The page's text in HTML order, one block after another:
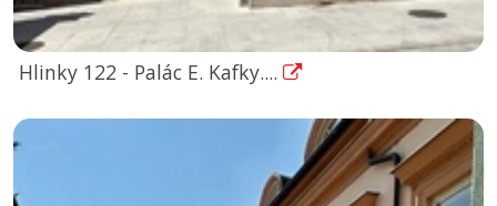
Hlinky 122 - Palác E. Kafky....